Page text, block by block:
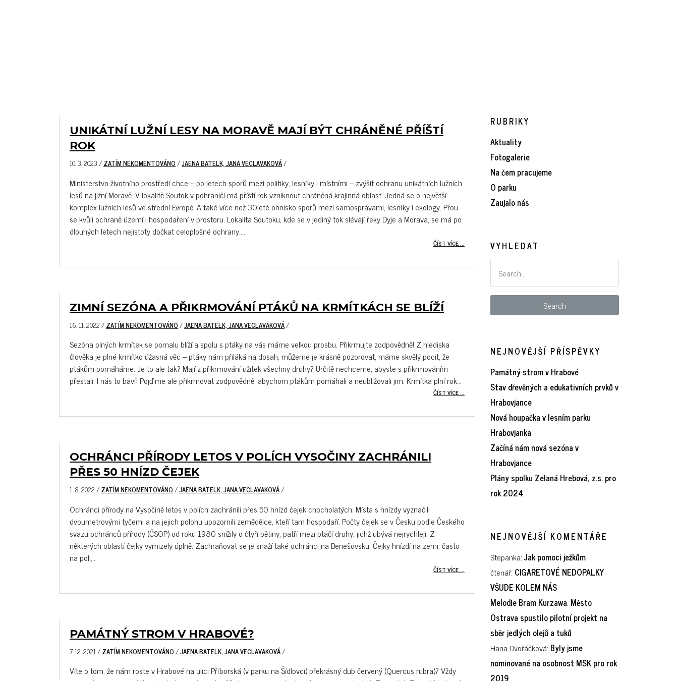
UNIKÁTNÍ LUŽNÍ LESY NA MORAVĚ MAJÍ BÝT CHRÁNĚNÉ PŘÍŠTÍ
ROK
10. 3. 2023/ZATÍM NEKOMENTOVÁNO/JAENA BATELK, JANA VECLAVAKOVÁ/
Ministerstvo životního prostředí chce – po letech sporů mezi politiky, lesníky i místními – zvýšit ochranu unikátních lužních
lesů na jižní Moravě. V lokalitě Soutok v pohraničí má příští rok vzniknout chráněná krajinná oblast. Jedná se o největší
komplex lužních lesů ve střední Evropě. A také více než 30leté ohnisko sporů mezi samosprávami, lesníky i ekology. Přou
se kvůli ochraně území i hospodaření v prostoru. Lokalita Soutoku, kde se v jediný tok slévají řeky Dyje a Morava, se má po
dlouhých letech nejistoty dočkat celoplošné ochrany....
ČÍST VÍCE ...
ZIMNÍ SEZÓNA A PŘIKRMOVÁNÍ PTÁKŮ NA KRMÍTKÁCH SE BLÍŽÍ
16. 11. 2022/ZATÍM NEKOMENTOVÁNO/JAENA BATELK, JANA VECLAVAKOVÁ/
Sezóna plných krmítek se pomalu blíží a spolu s ptáky na vás máme velkou prosbu. Přikrmujte zodpovědně! Z hlediska
člověka je plné krmítko úžasná věc – ptáky nám přiláká na dosah, můžeme je krásně pozorovat, máme skvělý pocit, že
ptákům pomáháme. Je to ale tak? Mají z přikrmování užitek všechny druhy? Určitě nechceme, abyste s přikrmováním
přestali. I nás to baví! Pojďme ale přikrmovat zodpovědně, abychom ptákům pomáhali a neubližovali jim. Krmítka plní rok...
ČÍST VÍCE ...
OCHRÁNCI PŘÍRODY LETOS V POLÍCH VYSOČINY ZACHRÁNILI
PŘES 50 HNÍZD ČEJEK
1. 8. 2022/ZATÍM NEKOMENTOVÁNO/JAENA BATELK, JANA VECLAVAKOVÁ/
Ochránci přírody na Vysočině letos v polích zachránili přes 50 hnízd čejek chocholatých. Místa s hnízdy vyznačili
dvoumetrovými tyčemi a na jejich polohu upozornili zemědělce, kteří tam hospodaří. Počty čejek se v Česku podle Českého
svazu ochránců přírody (ČSOP) od roku 1980 snížily o čtyři pětiny, patří mezi ptačí druhy, jichž ubývá nejrychleji. Z
některých oblastí čejky vymizely úplně. Zachraňovat se je snaží také ochránci na Benešovsku. Čejky hnízdí na zemi, často
na poli,...
ČÍST VÍCE ...
PAMÁTNÝ STROM V HRABOVÉ?
7. 12. 2021/ZATÍM NEKOMENTOVÁNO/JAENA BATELK, JANA VECLAVAKOVÁ/
Víte o tom, že nám roste v Hrabové na ulici Příborská (v parku na Šídlovci) překrásný dub červený (Quercus rubra)? Vždy
RUBRIKY
Aktuality
Fotogalerie
Na čem pracujeme
O parku
Zaujalo nás
VYHLEDAT
NEJNOVĚJŠÍ PŘÍSPĚVKY
Památný strom v Hrabové
Stav dřevěných a edukativních prvků v
Hrabovjance
Nová houpačka v lesním parku
Hrabovjanka
Začíná nám nová sezóna v
Hrabovjance
Plány spolku Zelaná Hrebová, z.s. pro
rok 2024
NEJNOVĚJŠÍ KOMENTÁŘE
Stepanka:Jak pomoci ježkům
čtenář: CIGARETOVÉ NEDOPALKY
VŠUDE KOLEM NÁS
Melodie Bram Kurzawa: Město
Ostrava spustilo pilotní projekt na
sběr jedlých olejů a tuků
Hana Dvořáčková: Byly jsme
nominované na osobnost MSK pro rok
2019